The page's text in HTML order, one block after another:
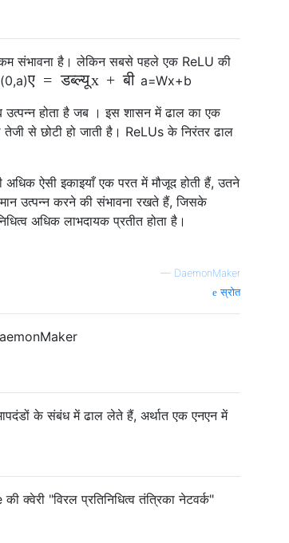
कम संभावना है। लेकिन सबसे पहले एक ReLU की
(0,a)ए = डब्ल्यूx + बी a=Wx+b
होता है जब । इस शासन में ढाल का एक
से छोटी हो जाती है। ReLUs के निरंतर ढाल
अधिक ऐसी इकाइयाँ एक परत में मौजूद होती हैं, उतने
उत्पन्न करने की संभावना रखते हैं, जिसके
अधिक लाभदायक प्रतीत होता है।
— DaemonMaker
स्रोत
के संबंध में ढाल लेते हैं, अर्थात एक एनएन में
"विरल प्रतिनिधित्व तंत्रिका नेटवर्क"